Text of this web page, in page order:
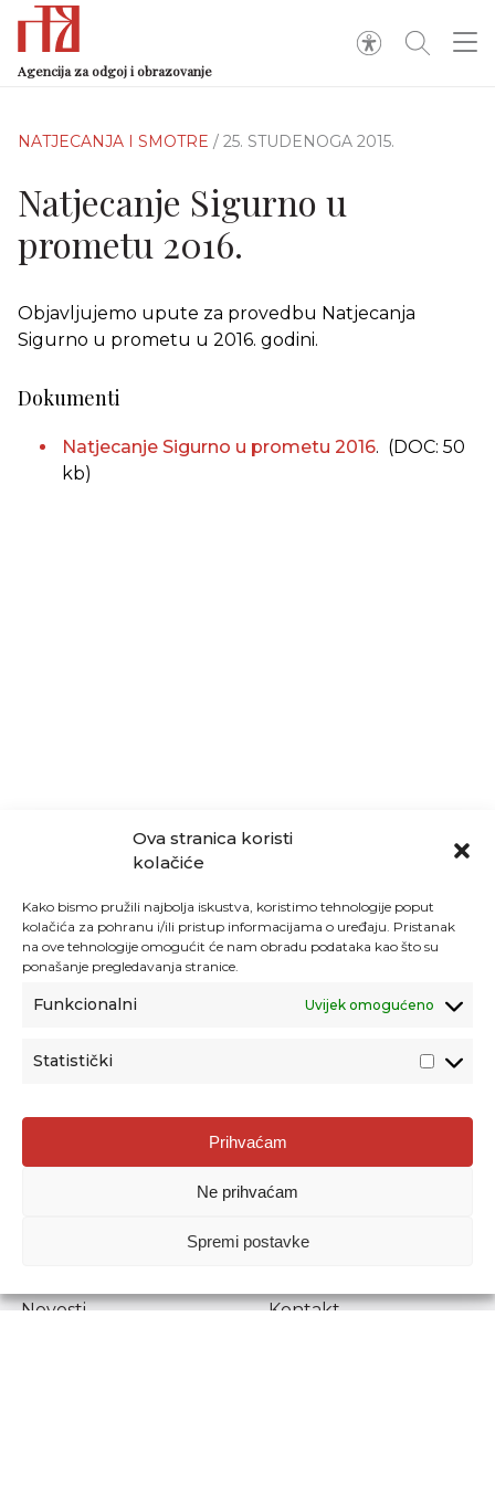
Ova stranica koristi
kolačiće
Kako bismo pružili najbolja iskustva, koristimo tehnologije poput
kolačića za pohranu i/ili pristup informacijama o uređaju. Pristanak
na ove tehnologije omogućit će nam obradu podataka kao što su
ponašanje pregledavanja stranice.
Funkcionalni Uvijek omogućeno
Statistički
Prihvaćam
Ne prihvaćam
Spremi postavke
Agencija za odgoj i obrazovanje
NATJECANJA I SMOTRE / 25. STUDENOGA 2015.
Natjecanje Sigurno u
prometu 2016.
Objavljujemo upute za provedbu Natjecanja
Sigurno u prometu u 2016. godini.
Dokumenti
Natjecanje Sigurno u prometu 2016. (DOC: 50
kb)
Agencija za odgoj i obrazovanje
Donje Svetice 38, 10000 Zagreb
1778129
Prenošenje sadržaja dopušteno je uz navođenje izvora.
Novosti
Kontakt